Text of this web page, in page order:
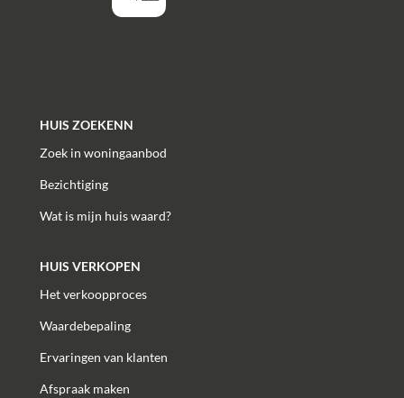
HUIS ZOEKENN
Zoek in woningaanbod
Bezichtiging
Wat is mijn huis waard?
HUIS VERKOPEN
Het verkoopproces
Waardebepaling
Ervaringen van klanten
Afspraak maken